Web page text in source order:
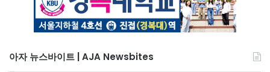
아자 뉴스바이트 | AJA Newsbites